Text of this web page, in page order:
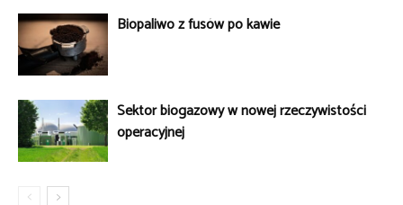
Biopaliwo z fusów po kawie
Sektor biogazowy w nowej rzeczywistości
operacyjnej